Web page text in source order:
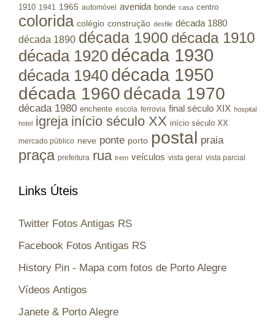
1910 1941 1965 automóvel avenida bonde casa centro
colorida colégio construção desfile década 1880
década 1890 década 1900 década 1910
década 1920 década 1930
década 1940 década 1950
década 1960 década 1970
década 1980 enchente escola ferrovia final século XIX hospital
hotel igreja início século XX início século XX
mercado público neve ponte porto postal praia
praça prefeitura rua trem veículos vista geral vista parcial
Links Úteis
Twitter Fotos Antigas RS
Facebook Fotos Antigas RS
History Pin - Mapa com fotos de Porto Alegre
Vídeos Antigos
Janete & Porto Alegre